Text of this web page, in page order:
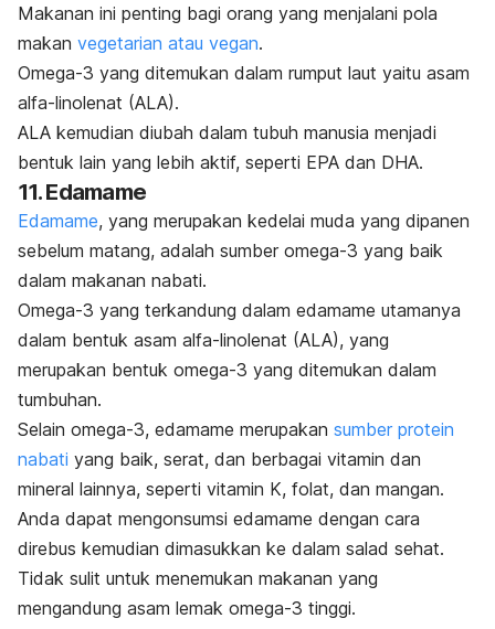
Makanan ini penting bagi orang yang menjalani pola
makan vegetarian atau vegan.
Omega-3 yang ditemukan dalam rumput laut yaitu asam
alfa-linolenat (ALA).
ALA kemudian diubah dalam tubuh manusia menjadi
bentuk lain yang lebih aktif, seperti EPA dan DHA.
11. Edamame
Edamame, yang merupakan kedelai muda yang dipanen
sebelum matang, adalah sumber omega-3 yang baik
dalam makanan nabati.
Omega-3 yang terkandung dalam edamame utamanya
dalam bentuk asam alfa-linolenat (ALA), yang
merupakan bentuk omega-3 yang ditemukan dalam
tumbuhan.
Selain omega-3, edamame merupakan sumber protein
nabati yang baik, serat, dan berbagai vitamin dan
mineral lainnya, seperti vitamin K, folat, dan mangan.
Anda dapat mengonsumsi edamame dengan cara
direbus kemudian dimasukkan ke dalam salad sehat.
Tidak sulit untuk menemukan makanan yang
mengandung asam lemak omega-3 tinggi.